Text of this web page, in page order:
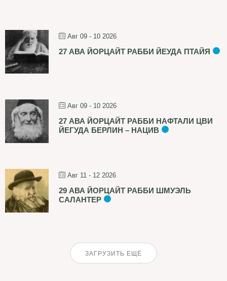
Авг 09 - 10 2026
27 АВА ЙОРЦАЙТ РАББИ ЙЕУДА ПТАЙЯ
Авг 09 - 10 2026
27 АВА ЙОРЦАЙТ РАББИ НАФТАЛИ ЦВИ
ЙЕГУДА БЕРЛИН – НАЦИВ
Авг 11 - 12 2026
29 АВА ЙОРЦАЙТ РАББИ ШМУЭЛЬ
САЛАНТЕР
ЗАГРУЗИТЬ ЕЩЁ